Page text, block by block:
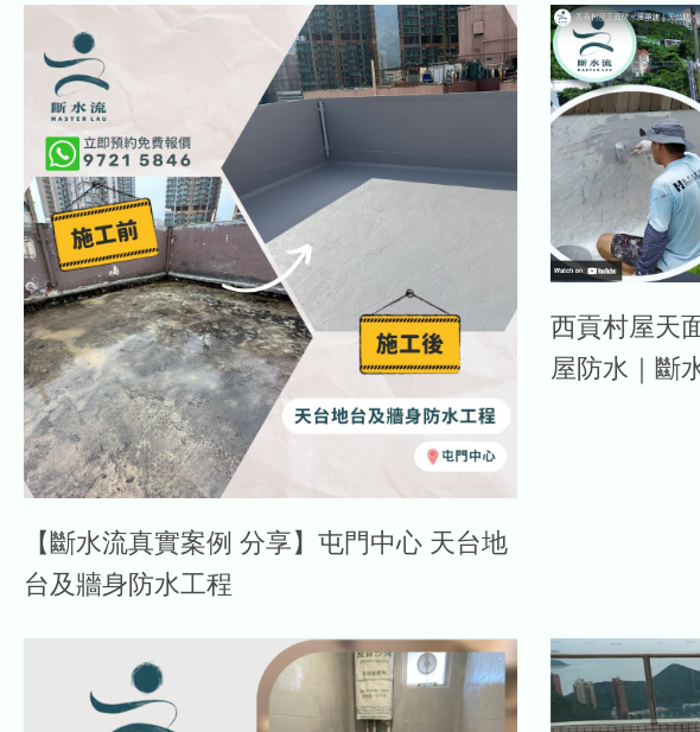
【斷水流真實案例 分享】屯門中心 天台地
台及牆身防水工程
西貢村屋天
屋防水｜斷